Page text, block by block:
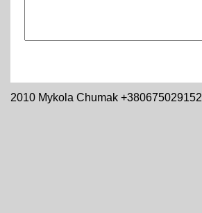
2010 Mykola Chumak +380675029152